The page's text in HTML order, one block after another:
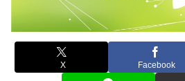
X Facebook